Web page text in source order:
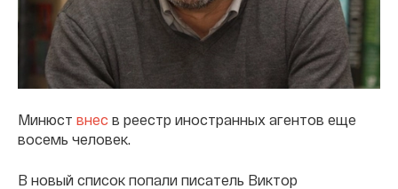
Минюст внес в реестр иностранных агентов еще
восемь человек.
В новый список попали писатель Виктор